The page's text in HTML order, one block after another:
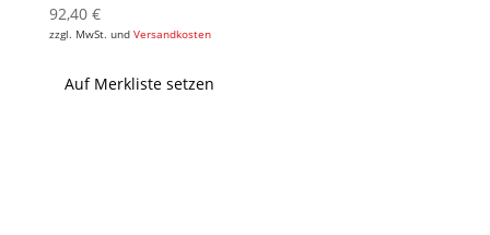
92,40 €
zzgl. MwSt. und Versandkosten
Auf Merkliste setzen